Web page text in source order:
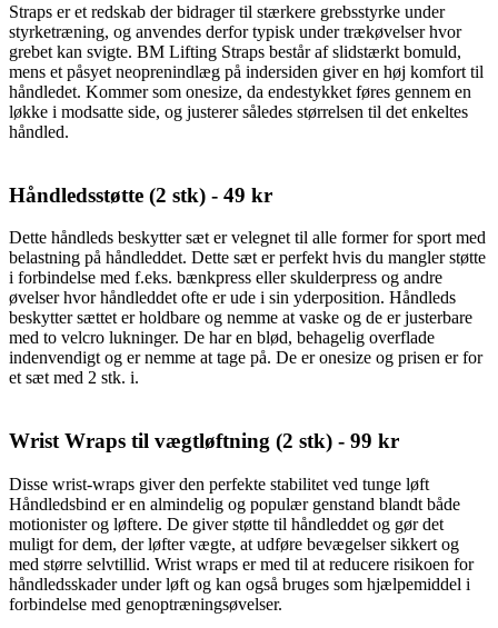
Straps er et redskab der bidrager til stærkere grebsstyrke under
styrketræning, og anvendes derfor typisk under trækøvelser hvor
grebet kan svigte. BM Lifting Straps består af slidstærkt bomuld,
mens et påsyet neoprenindlæg på indersiden giver en høj komfort til
håndledet. Kommer som onesize, da endestykket føres gennem en
løkke i modsatte side, og justerer således størrelsen til det enkeltes
håndled.
Håndledsstøtte (2 stk) - 49 kr
Dette håndleds beskytter sæt er velegnet til alle former for sport med
belastning på håndleddet. Dette sæt er perfekt hvis du mangler støtte
i forbindelse med f.eks. bænkpress eller skulderpress og andre
øvelser hvor håndleddet ofte er ude i sin yderposition. Håndleds
beskytter sættet er holdbare og nemme at vaske og de er justerbare
med to velcro lukninger. De har en blød, behagelig overflade
indenvendigt og er nemme at tage på. De er onesize og prisen er for
et sæt med 2 stk. i.
Wrist Wraps til vægtløftning (2 stk) - 99 kr
Disse wrist-wraps giver den perfekte stabilitet ved tunge løft
Håndledsbind er en almindelig og populær genstand blandt både
motionister og løftere. De giver støtte til håndleddet og gør det
muligt for dem, der løfter vægte, at udføre bevægelser sikkert og
med større selvtillid. Wrist wraps er med til at reducere risikoen for
håndledsskader under løft og kan også bruges som hjælpemiddel i
forbindelse med genoptræningsøvelser.